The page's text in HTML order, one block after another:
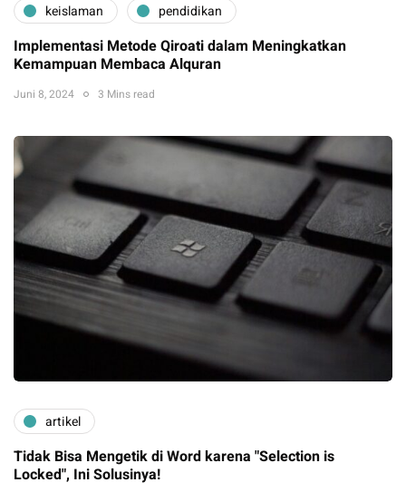
keislaman pendidikan
Implementasi Metode Qiroati dalam Meningkatkan
Kemampuan Membaca Alquran
Juni 8, 2024 3 Mins read
artikel
Tidak Bisa Mengetik di Word karena "Selection is
Locked", Ini Solusinya!